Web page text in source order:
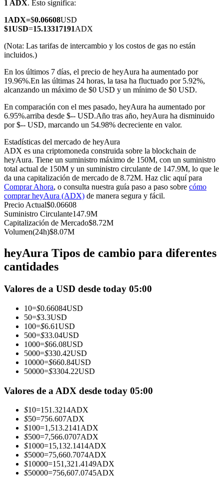
primas
Futuros del USDC
Futuros que utilizan USDC como garantía
Copiar Trading
Conviértete en un Trader de Copia
Disfruta del reparto de beneficios y comisiones de copy trading
Información
1 ADX. Esto significa:
1ADX=$0.06608USD
$1USD=15.13317191ADX
(Nota: Las tarifas de intercambio y los costos de gas no están
incluidos.)
En los últimos 7 días, el precio de heyAura ha aumentado por
19.96%.En las últimas 24 horas, la tasa ha fluctuado por 5.92%,
alcanzando un máximo de $0 USD y un mínimo de $0 USD.
En comparación con el mes pasado, heyAura ha aumentado por
6.95%.arriba desde $-- USD.Año tras año, heyAura ha disminuido
por $-- USD, marcando un 54.98% decreciente en valor.
Estadísticas del mercado de heyAura
ADX es una criptomoneda construida sobre la blockchain de
heyAura. Tiene un suministro máximo de 150M, con un suministro
total actual de 150M y un suministro circulante de 147.9M, lo que le
da una capitalización de mercado de 8.72M. Haz clic aquí para
Comprar Ahora, o consulta nuestra guía paso a paso sobre cómo
comprar heyAura (ADX) de manera segura y fácil.
Precio Actual$0.06608
Suministro Circulante147.9M
Capitalización de Mercado$8.72M
Volumen(24h)$8.07M
heyAura Tipos de cambio para diferentes
cantidades
Valores de a USD desde today 05:00
10=$0.66084USD
50=$3.3USD
100=$6.61USD
500=$33.04USD
1000=$66.08USD
5000=$330.42USD
10000=$660.84USD
50000=$3304.22USD
Valores de a ADX desde today 05:00
$10=151.3214ADX
$50=756.607ADX
$100=1,513.2141 ADX
$500=7,566.0707ADX
$1000=15,132.1414ADX
$5000=75,660.7074ADX
$10000=151,321.4149ADX
$50000=756,607.0745ADX